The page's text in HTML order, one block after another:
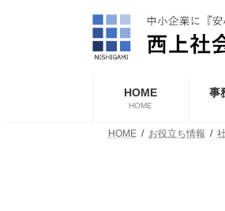
HOME
HOME
事
HOME お役立ち情報